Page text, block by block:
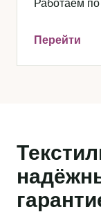
Работаем
Перейти